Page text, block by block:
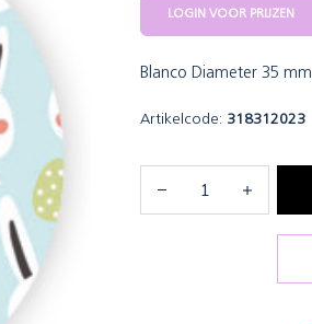
LOGIN VOOR PRIJZEN
Blanco Diameter 35 mm
Artikelcode: 318312023